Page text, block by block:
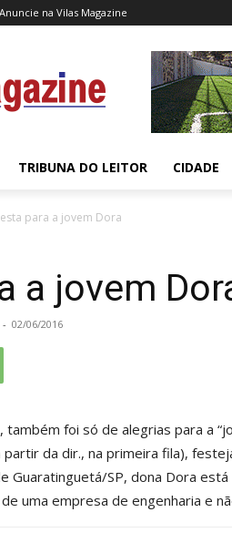
Anuncie na Vilas Magazine
TRIBUNA DO LEITOR CIDADE
para a jovem Dora
a jovem
- 02/06/2016
foi só de alegrias para a
da dir., na primeira fila),
Guaratinguetá/SP, dona Dora está
uma empresa de engenharia e